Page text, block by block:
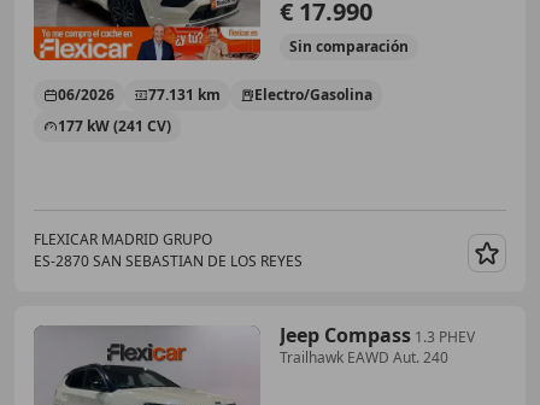
€ 17.990
Sin comparación
06/2026 77.131 km
Electro/Gasolina
177 kW (241 CV)
FLEXICAR MADRID GRUPO
ES-2870 SAN SEBASTIAN DE LOS REYES
Jeep Compass 1.3 PHEV
Trailhawk EAWD Aut. 240